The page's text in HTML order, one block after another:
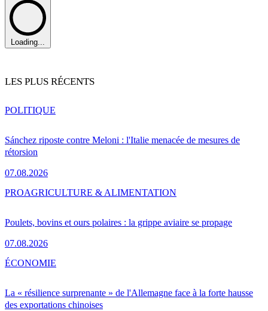
Loading...
LES PLUS RÉCENTS
Sánchez riposte contre Meloni : l'Italie menacée de mesures de
rétorsion
07.08.2026
POLITIQUE
Poulets, bovins et ours polaires : la grippe aviaire se propage
07.08.2026
PROAGRICULTURE & ALIMENTATION
La « résilience surprenante » de l'Allemagne face à la forte hausse
des exportations chinoises
ÉCONOMIE